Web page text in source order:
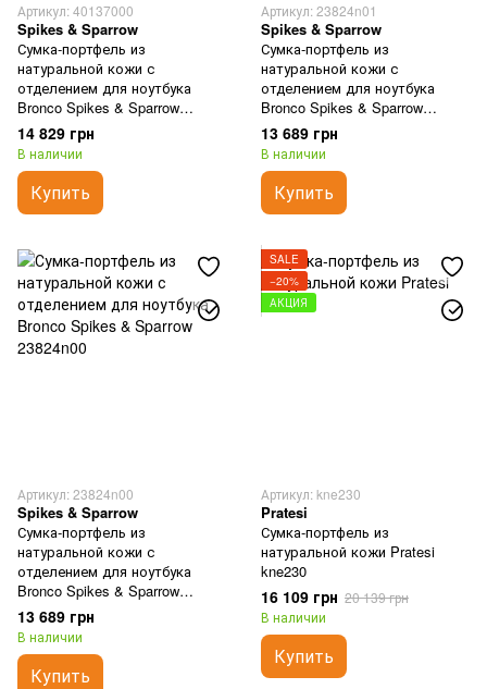
Артикул: 40137000
Spikes & Sparrow
Сумка-портфель из
натуральной кожи с
отделением для ноутбука
Bronco Spikes & Sparrow
40137000
14 829 грн
В наличии
Купить
Артикул: 23824n01
Spikes & Sparrow
Сумка-портфель из
натуральной кожи с
отделением для ноутбука
Bronco Spikes & Sparrow
23824n01
13 689 грн
В наличии
Купить
Артикул: 23824n00
Spikes & Sparrow
Сумка-портфель из
натуральной кожи с
отделением для ноутбука
Bronco Spikes & Sparrow
23824n00
13 689 грн
В наличии
Купить
SALE
−20%
АКЦИЯ
Артикул: kne230
Pratesi
Сумка-портфель из
натуральной кожи Pratesi
kne230
16 109 грн 20 139 грн
В наличии
Купить